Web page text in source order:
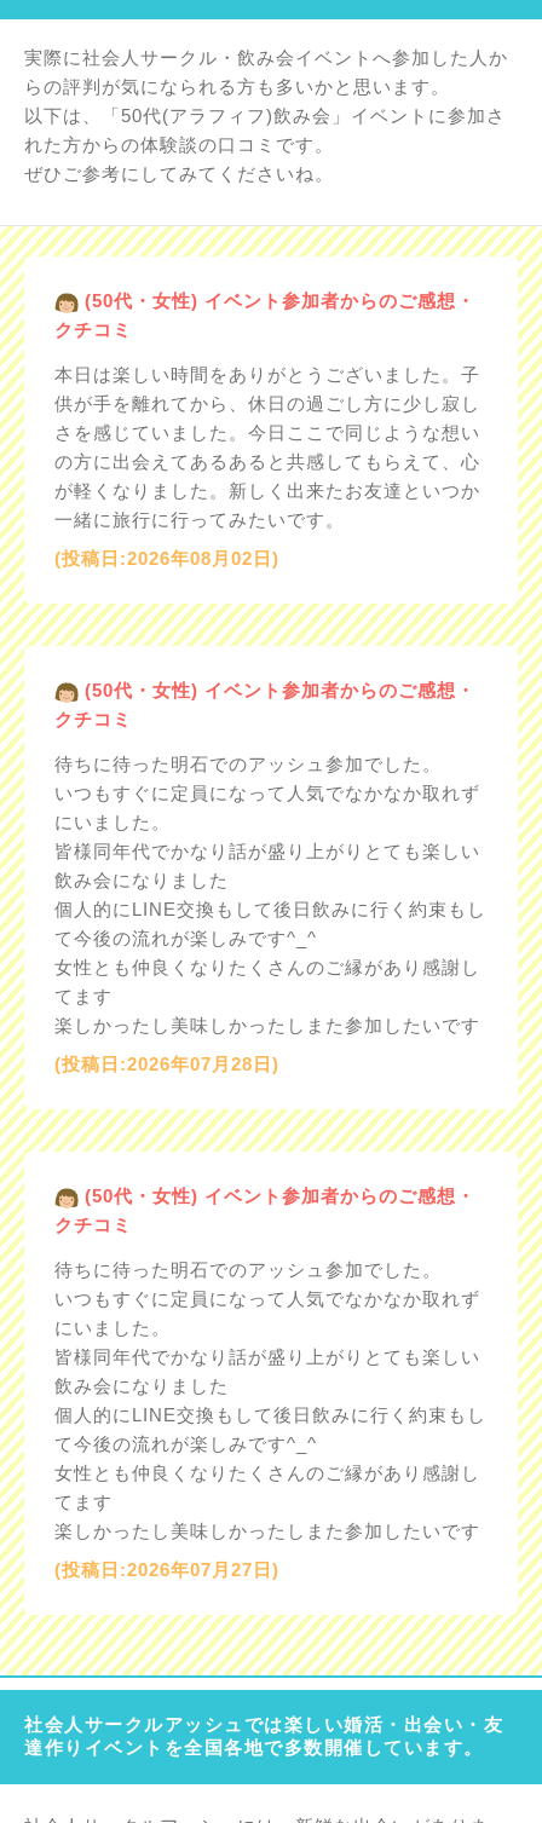
実際に社会人サークル・飲み会イベントへ参加した人か
らの評判が気になられる方も多いかと思います。
以下は、「50代(アラフィフ)飲み会」イベントに参加さ
れた方からの体験談の口コミです。
ぜひご参考にしてみてくださいね。
(50代・女性) イベント参加者からのご感想・
クチコミ
本日は楽しい時間をありがとうございました。子
供が手を離れてから、休日の過ごし方に少し寂し
さを感じていました。今日ここで同じような想い
の方に出会えてあるあると共感してもらえて、心
が軽くなりました。新しく出来たお友達といつか
一緒に旅行に行ってみたいです。
(投稿日:2026年08月02日)
(50代・女性) イベント参加者からのご感想・
クチコミ
待ちに待った明石でのアッシュ参加でした。
いつもすぐに定員になって人気でなかなか取れず
にいました。
皆様同年代でかなり話が盛り上がりとても楽しい
飲み会になりました
個人的にLINE交換もして後日飲みに行く約束もし
て今後の流れが楽しみです^_^
女性とも仲良くなりたくさんのご縁があり感謝し
てます
楽しかったし美味しかったしまた参加したいです
(投稿日:2026年07月28日)
(50代・女性) イベント参加者からのご感想・
クチコミ
待ちに待った明石でのアッシュ参加でした。
いつもすぐに定員になって人気でなかなか取れず
にいました。
皆様同年代でかなり話が盛り上がりとても楽しい
飲み会になりました
個人的にLINE交換もして後日飲みに行く約束もし
て今後の流れが楽しみです^_^
女性とも仲良くなりたくさんのご縁があり感謝し
てます
楽しかったし美味しかったしまた参加したいです
(投稿日:2026年07月27日)
社会人サークルアッシュでは楽しい婚活・出会い・友
達作りイベントを全国各地で多数開催しています。